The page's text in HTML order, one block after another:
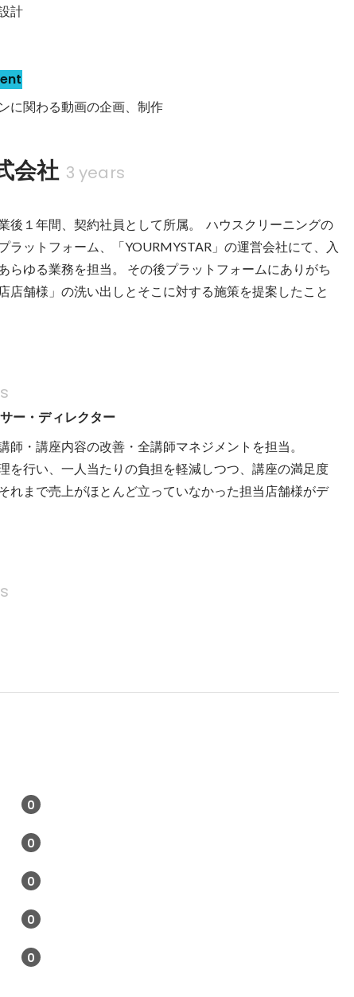
計
に関わる動画の企画、制作
会社 3 years
後１年間、契約社員として所属。  ハウスクリーニングの
ラットフォーム、「YOURMYSTAR」の運営会社にて、入
らゆる業務を担当。 その後プラットフォームにありがち
店舗様」の洗い出しとそこに対する施策を提案したこと
ー・ディレクター
師・講座内容の改善・全講師マネジメントを担当。
を行い、一人当たりの負担を軽減しつつ、講座の満足度
れまで売上がほとんど立っていなかった担当店舗様がデ
0
0
0
0
0